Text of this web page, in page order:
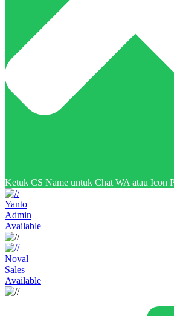
Ketuk CS Name untuk Chat WA atau Icon
Yanto
Admin
Available
Noval
Sales
Available